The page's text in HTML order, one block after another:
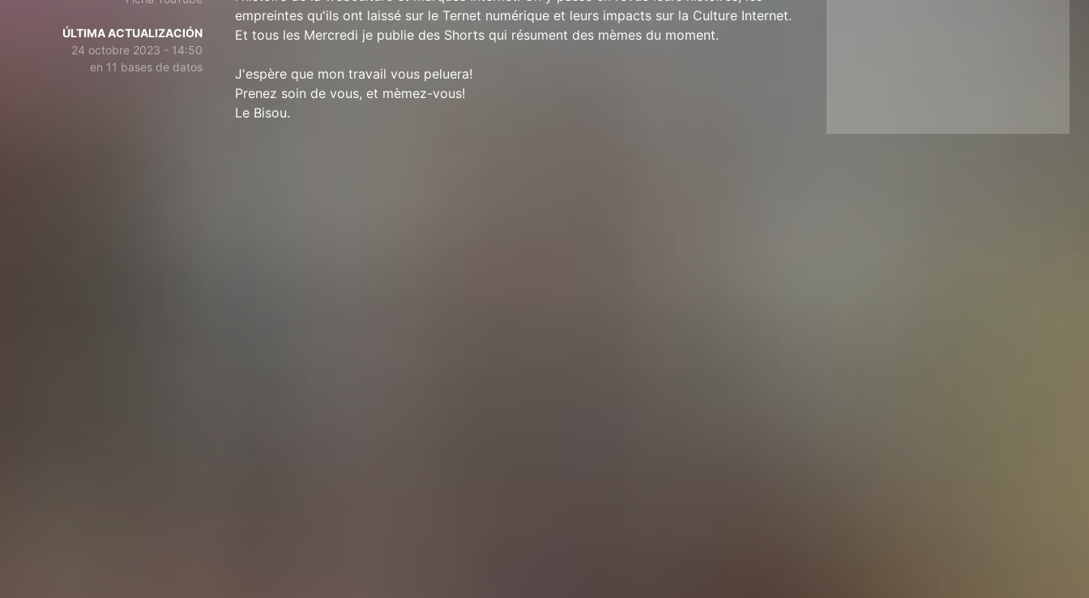
ÚLTIMA ACTUALIZACIÓN
24 octobre 2023 - 14:50
en 11 bases de datos
empreintes qu'ils ont laissé sur le Ternet numérique et leurs impacts sur la Culture Internet.
Et tous les Mercredi je publie des Shorts qui résument des mèmes du moment.
J'espère que mon travail vous peluera!
Prenez soin de vous, et mèmez-vous!
Le Bisou.